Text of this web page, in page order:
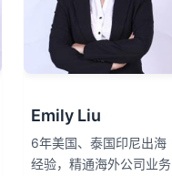
Emily Liu
6年美国、泰国印尼出海
经验，精通海外公司业务